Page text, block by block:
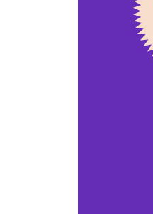
Part7 자존감
1 자신을 맹목
2 자신을 사랑